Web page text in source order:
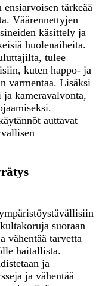
tärkeää
Väärennettyjen
käsittely ja
huolenaiheita.
tulee
kuten happo- ja
varmentaa. Lisäksi
kameravalvonta,
auttavat
suoraan
vähentää tarvetta
haitallista.
ja
ja vähentää